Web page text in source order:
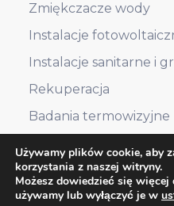
Zmiękczacze wody
Instalacje
Instalacje sanitarne i
Rekuperacja
Badania termowizyjne
Copyright
RODO
Używamy plików cookie, aby
korzystania z naszej witryny.
Możesz dowiedzieć się
używamy lub wyłączyć je w